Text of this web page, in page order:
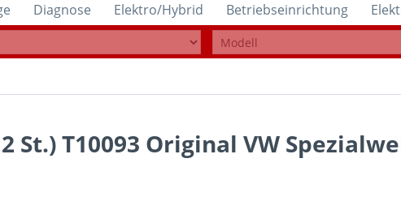
Diagnose Elektro/Hybrid Betriebseinrichtung
St.) T10093 Original VW